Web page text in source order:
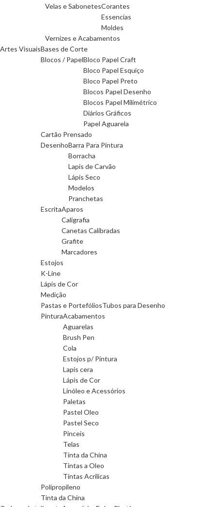
Velas e SabonetesCorantes
Essencias
Moldes
Vernizes e Acabamentos
Artes VisuaisBases de Corte
Blocos / PapelBloco Papel Craft
Bloco Papel Esquiço
Bloco Papel Preto
Blocos Papel Desenho
Blocos Papel Milimétrico
Diários Gráficos
Papel Aguarela
Cartão Prensado
DesenhoBarra Para Pintura
Borracha
Lapis de Carvão
Lápis Seco
Modelos
Pranchetas
EscritaAparos
Caligrafia
Canetas Calibradas
Grafite
Marcadores
Estojos
K-Line
Lápis de Cor
Medição
Pastas e PortefóliosTubos para Desenho
PinturaAcabamentos
Aguarelas
Brush Pen
Cola
Estojos p/ Pintura
Lapis cera
Lápis de Cor
Linóleo e Acessórios
Paletas
Pastel Oleo
Pastel Seco
Pinceis
Telas
Tinta da China
Tintas a Oleo
Tintas Acrilicas
Polipropileno
Tinta da China